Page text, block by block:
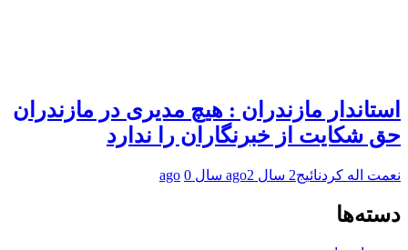
استاندار مازندران : هیچ مدیری در مازندران
حق شکایت از خبرنگاران را ندارد
نعمت اله کردنائیج2 سال ago 2 سال ago 0
دسته‌ها